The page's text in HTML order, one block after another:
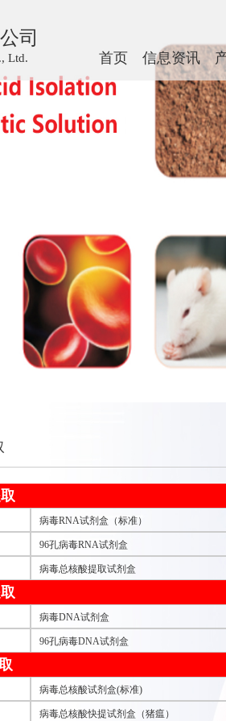
司
Ltd. 首页 信息资讯
病毒RNA试剂盒（标准）
96孔病毒RNA试剂盒
病毒总核酸提取试剂盒
病毒DNA试剂盒
96孔病毒DNA试剂盒
病毒总核酸试剂盒(标准)
病毒总核酸快提试剂盒（猪瘟）